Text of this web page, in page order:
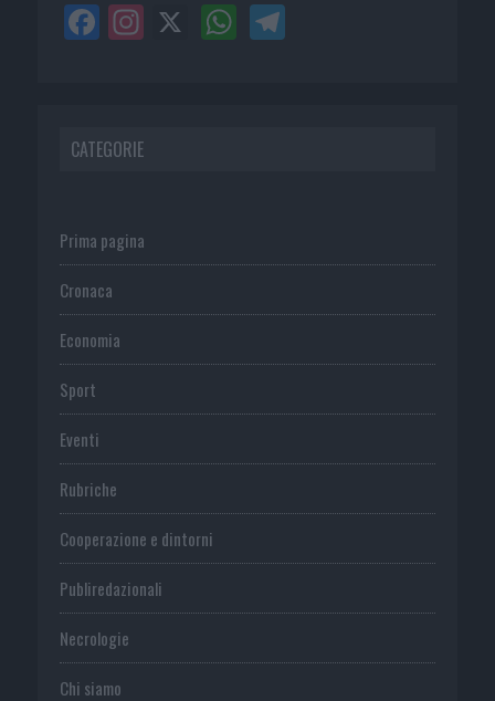
CATEGORIE
Prima pagina
Cronaca
Economia
Sport
Eventi
Rubriche
Cooperazione e dintorni
Publiredazionali
Necrologie
Chi siamo